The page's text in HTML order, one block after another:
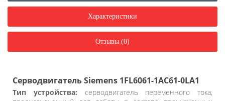
Характеристики
Отзывы (0)
Серводвигатель Siemens 1FL6061-1AC61-0LA1
Тип устройства: серводвигатель переменного тока,